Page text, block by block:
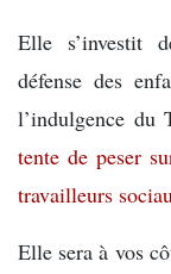
Elle s’investit
défense des
l’indulgence
tente de peser
travailleurs
Elle sera à vos